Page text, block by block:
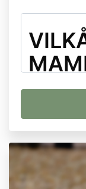
Disse
Premium,
Helland
Ved å melde